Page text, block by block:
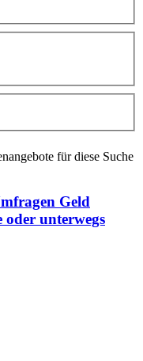
für diese Suche
Geld
oder unterwegs